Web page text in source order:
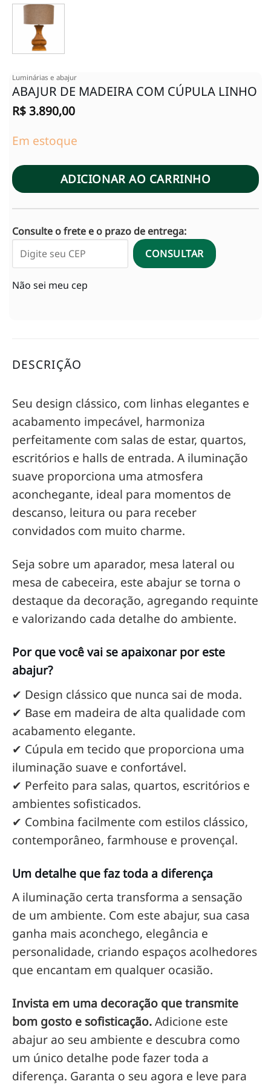
Luminárias e abajur
ABAJUR DE MADEIRA COM CÚPULA LINHO
R$3.890,00
Em estoque
ADICIONAR AO CARRINHO
Consulte o frete e o prazo de entrega:
CONSULTAR
Não sei meu cep
DESCRIÇÃO
Seu design clássico, com linhas elegantes e
acabamento impecável, harmoniza
perfeitamente com salas de estar, quartos,
escritórios e halls de entrada. A iluminação
suave proporciona uma atmosfera
aconchegante, ideal para momentos de
descanso, leitura ou para receber
convidados com muito charme.
Seja sobre um aparador, mesa lateral ou
mesa de cabeceira, este abajur se torna o
destaque da decoração, agregando requinte
e valorizando cada detalhe do ambiente.
Por que você vai se apaixonar por este
abajur?
✔ Design clássico que nunca sai de moda.
✔ Base em madeira de alta qualidade com
acabamento elegante.
✔ Cúpula em tecido que proporciona uma
iluminação suave e confortável.
✔ Perfeito para salas, quartos, escritórios e
ambientes sofisticados.
✔ Combina facilmente com estilos clássico,
contemporâneo, farmhouse e provençal.
Um detalhe que faz toda a diferença
A iluminação certa transforma a sensação
de um ambiente. Com este abajur, sua casa
ganha mais aconchego, elegância e
personalidade, criando espaços acolhedores
que encantam em qualquer ocasião.
Invista em uma decoração que transmite
bom gosto e sofisticação.Adicione este
abajur ao seu ambiente e descubra como
um único detalhe pode fazer toda a
diferença. Garanta o seu agora e leve para